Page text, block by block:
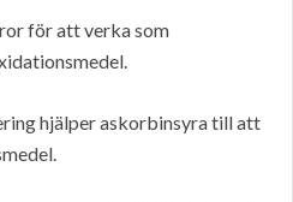
för att verka som
hjälper askorbinsyra till att